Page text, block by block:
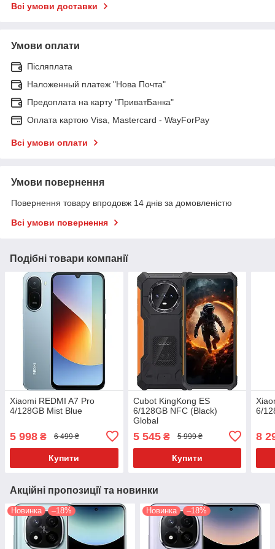
Всі умови доставки
Умови оплати
Післяплата
Наложенный платеж "Нова Почта"
Предоплата на карту "ПриватБанка"
Оплата картою Visa, Mastercard - WayForPay
Всі умови оплати
Умови повернення
Повернення товару впродовж 14 днів за домовленістю
Всі умови повернення
Подібні товари компанії
Xiaomi REDMI A7 Pro
4/128GB Mist Blue
5 998 ₴ 6 499 ₴
Купити
Cubot KingKong ES
6/128GB NFC (Black)
Global
5 545₴ 5 999 ₴
Купити
6/
8
Акційні пропозиції та новинки
Новинка –18% Новинка –18%